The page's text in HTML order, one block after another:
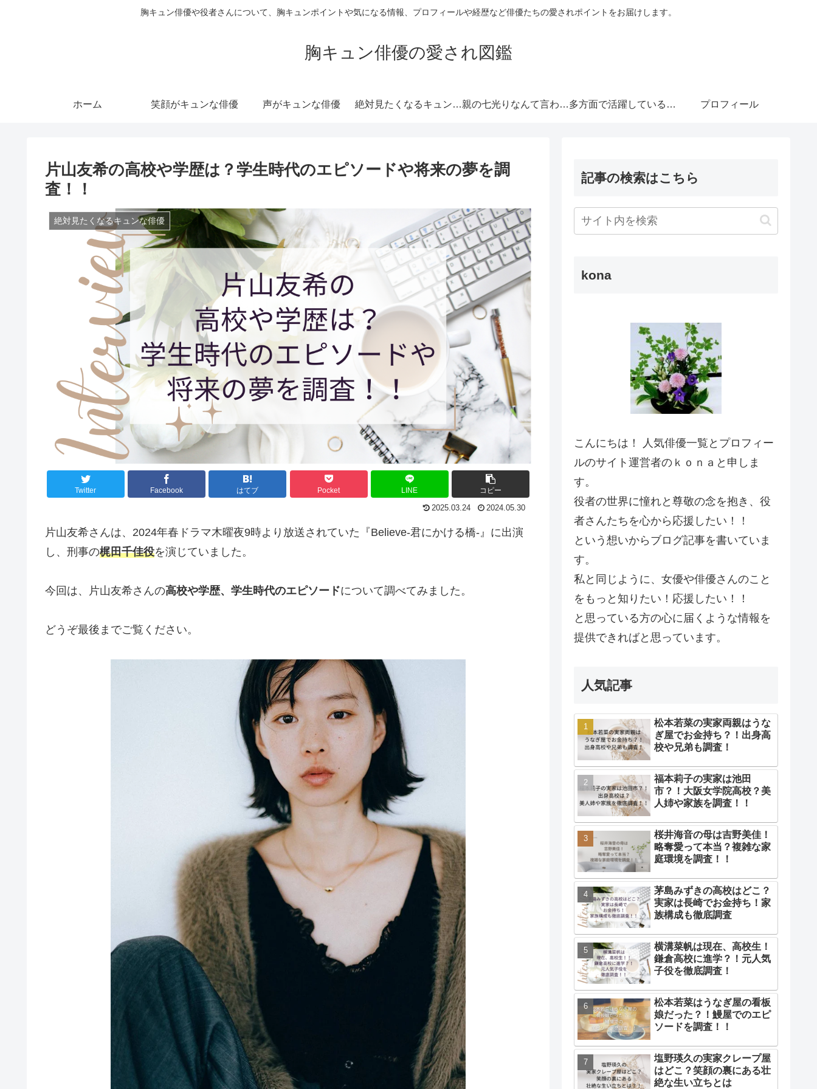
胸キュン俳優や役者さんについて、胸キュンポイントや気になる情報、プロフィールや経歴など俳優たちの愛されポイントをお届けします。
胸キュン俳優の愛され図鑑
ホーム 笑顔がキュンな俳優 声がキュンな俳優 絶対見たくなるキュンな親の七光りなんて言わせ多方面で活躍している意
優
プロフィール
片山友希の高校や学歴は？学生時代のエピソードや将来の夢を調
査！！
絶対見たくなるキュンな俳優
Twitter Facebook はてブ Pocket LINE コピー
2025.03.24 2024.05.30
片山友希さんは、2024年春ドラマ木曜夜9時より放送されていた『Believe-君にかける橋-』に出演
し、刑事の梶田千佳役を演じていました。
今回は、片山友希さんの高校や学歴、学生時代のエピソードについて調べてみました。
どうぞ最後までご覧ください。
記事の検索はこちら
kona
こんにちは！ 人気俳優一覧とプロフィー
ルのサイト運営者のｋｏｎａと申しま
す。
役者の世界に憧れと尊敬の念を抱き、役
者さんたちを心から応援したい！！
という想いからブログ記事を書いていま
す。
私と同じように、女優や俳優さんのこと
をもっと知りたい！応援したい！！
と思っている方の心に届くような情報を
提供できればと思っています。
人気記事
松本若菜の実家両親はうな
ぎ屋でお金持ち？！出身高
校や兄弟も調査！
福本莉子の実家は池田
市？！大阪女学院高校？美
人姉や家族を調査！！
桜井海音の母は吉野美佳！
略奪愛って本当？複雑な家
庭環境を調査！！
茅島みずきの高校はどこ？
実家は長崎でお金持ち！家
族構成も徹底調査
横溝菜帆は現在、高校生！
鎌倉高校に進学？！元人気
子役を徹底調査！
松本若菜はうなぎ屋の看板
娘だった？！鰻屋でのエピ
ソードを調査！！
塩野瑛久の実家クレープ屋
はどこ？笑顔の裏にある壮
絶な生い立ちとは